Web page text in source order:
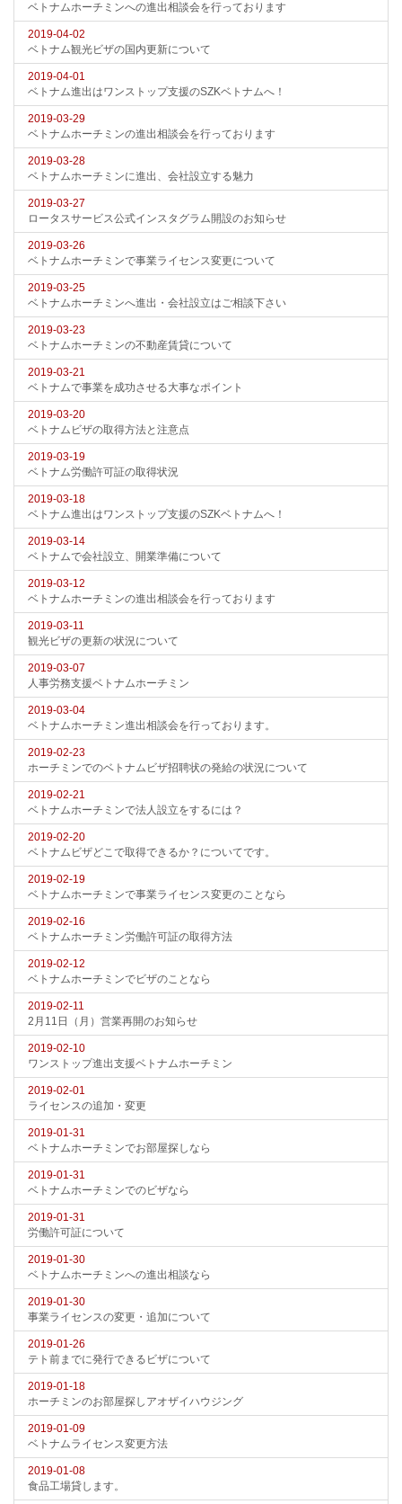
ベトナムホーチミンへの進出相談会を行っております
2019-04-02
ベトナム観光ビザの国内更新について
2019-04-01
ベトナム進出はワンストップ支援のSZKベトナムへ！
2019-03-29
ベトナムホーチミンの進出相談会を行っております
2019-03-28
ベトナムホーチミンに進出、会社設立する魅力
2019-03-27
ロータスサービス公式インスタグラム開設のお知らせ
2019-03-26
ベトナムホーチミンで事業ライセンス変更について
2019-03-25
ベトナムホーチミンへ進出・会社設立はご相談下さい
2019-03-23
ベトナムホーチミンの不動産賃貸について
2019-03-21
ベトナムで事業を成功させる大事なポイント
2019-03-20
ベトナムビザの取得方法と注意点
2019-03-19
ベトナム労働許可証の取得状況
2019-03-18
ベトナム進出はワンストップ支援のSZKベトナムへ！
2019-03-14
ベトナムで会社設立、開業準備について
2019-03-12
ベトナムホーチミンの進出相談会を行っております
2019-03-11
観光ビザの更新の状況について
2019-03-07
人事労務支援ベトナムホーチミン
2019-03-04
ベトナムホーチミン進出相談会を行っております。
2019-02-23
ホーチミンでのベトナムビザ招聘状の発給の状況について
2019-02-21
ベトナムホーチミンで法人設立をするには？
2019-02-20
ベトナムビザどこで取得できるか？についてです。
2019-02-19
ベトナムホーチミンで事業ライセンス変更のことなら
2019-02-16
ベトナムホーチミン労働許可証の取得方法
2019-02-12
ベトナムホーチミンでビザのことなら
2019-02-11
2月11日（月）営業再開のお知らせ
2019-02-10
ワンストップ進出支援ベトナムホーチミン
2019-02-01
ライセンスの追加・変更
2019-01-31
ベトナムホーチミンでお部屋探しなら
2019-01-31
ベトナムホーチミンでのビザなら
2019-01-31
労働許可証について
2019-01-30
ベトナムホーチミンへの進出相談なら
2019-01-30
事業ライセンスの変更・追加について
2019-01-26
テト前までに発行できるビザについて
2019-01-18
ホーチミンのお部屋探しアオザイハウジング
2019-01-09
ベトナムライセンス変更方法
2019-01-08
食品工場貸します。